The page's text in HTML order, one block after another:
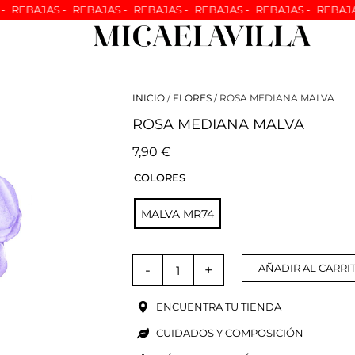
REBAJAS - REBAJAS - REBAJAS - REBAJAS - REBAJAS -
INICIO / FLORES / ROSA MEDIANA MALVA
ROSA MEDIANA MALVA
7,90€
COLORES
MALVA MR74
-
ROSA
MALVA
cantidad
+ AÑADIR AL
ENCUENTRA TU TIENDA
CUIDADOS Y COMPOSICIÓN